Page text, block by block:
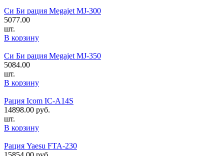
Си Би рация Megajet MJ-300
5077.00
шт.
В корзину
Си Би рация Megajet MJ-350
5084.00
шт.
В корзину
Рация Icom IC-A14S
14898.00 руб.
шт.
В корзину
Рация Yaesu FTA-230